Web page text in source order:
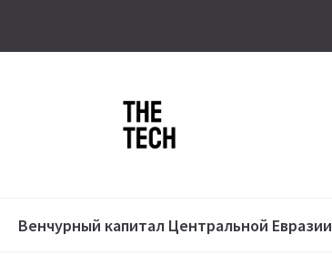
Венчурный капитал Центральной Евразии